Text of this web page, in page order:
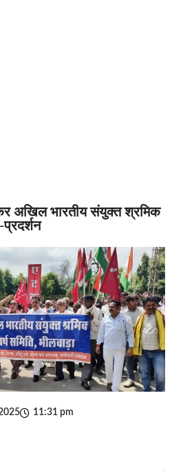
अखिल भारतीय संयुक्त श्रमिक
प्रदर्शन
11:31 pm